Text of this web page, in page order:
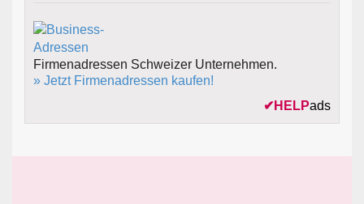
Firmenadressen Schweizer Unternehmen.
» Jetzt Firmenadressen kaufen!
✔ HELPads